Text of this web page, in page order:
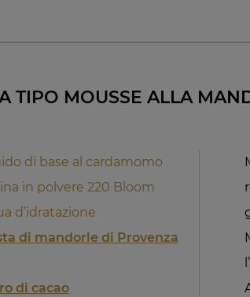
TIPO MOUSSE ALLA
di base al cardamomo
in polvere 220 Bloom
d’idratazione
di mandorle di Provenza
di cacao